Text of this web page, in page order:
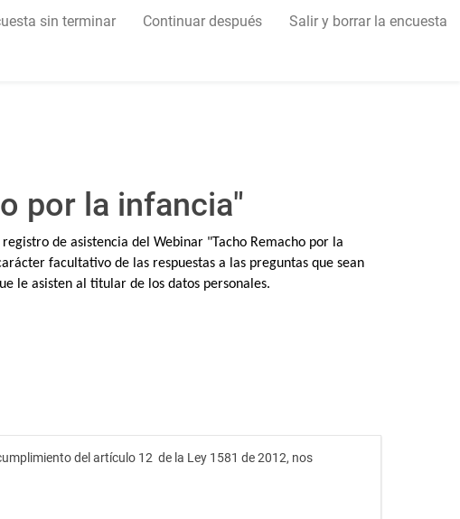
sin terminar Continuar después Salir y borrar la encuesta
por la infancia"
de asistencia del Webinar "Tacho Remacho por la
facultativo de las respuestas a las preguntas que sean
le asisten al titular de los datos personales.
del artículo 12 de la Ley 1581 de 2012, nos